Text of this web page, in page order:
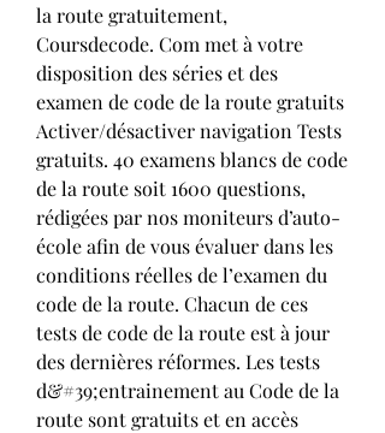
la route gratuitement,
Coursdecode. Com met à votre
disposition des séries et des
examen de code de la route gratuits
Activer/désactiver navigation Tests
gratuits. 40 examens blancs de code
de la route soit 1600 questions,
rédigées par nos moniteurs d’auto-
école afin de vous évaluer dans les
conditions réelles de l’examen du
code de la route. Chacun de ces
tests de code de la route est à jour
des dernières réformes. Les tests
d&#39;entrainement au Code de la
route sont gratuits et en accès